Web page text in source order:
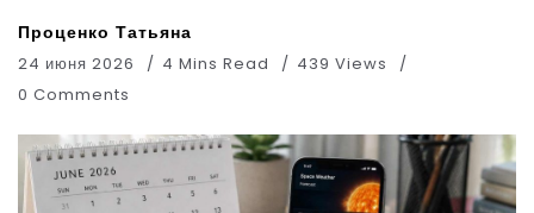
Проценко Татьяна
24 июня 2026 4 Mins Read
439 Views
0 Comments